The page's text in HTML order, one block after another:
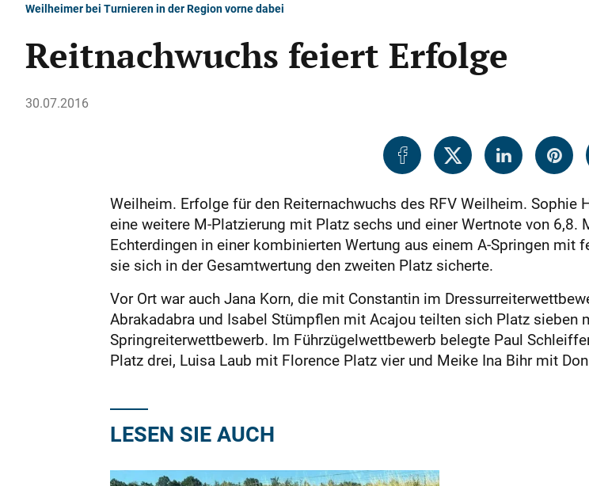
Weilheimer bei Turnieren in der Region vorne dabei
Reitnachwuchs feiert Erfolge
30.07.2016
Weilheim. Erfolge für den Reiternachwuchs des RFV Weilheim.
eine weitere M‑Platzierung mit Platz sechs und einer Wertnote von
Echterdingen in einer kombinierten Wertung aus einem A‑Springen
sie sich in der Gesamtwertung den zweiten Platz sicherte.
Vor Ort war auch Jana Korn, die mit Constantin im
Abrakadabra und Isabel Stümpflen mit Acajou teilten sich Platz sieben
Springreiterwettbewerb. Im Führzügelwettbewerb belegte Paul
Platz drei, Luisa Laub mit Florence Platz vier und Meike Ina Bihr mit
LESEN SIE AUCH